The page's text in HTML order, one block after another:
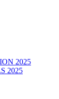
2025
2025